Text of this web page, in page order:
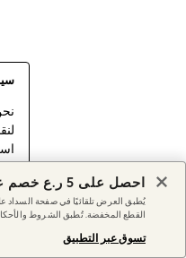
Holiday Shop
Travel Styles
Linen Collection
Tops & T-Shirts
Ups & Kaftans
Sandals
Swimwear
احصل على 5 ر.ع خصم على أول طلب عبر التطبيق
القطع المخفضة. تُطبق الشروط
تسوق عبر التطبيق